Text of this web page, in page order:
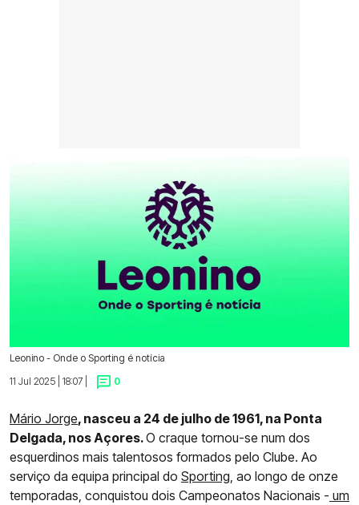
Leonino - Onde o Sporting é notícia
11 Jul 2025 | 18:07 |
0
Mário Jorge, nasceu a 24 de julho de 1961, na Ponta
Delgada, nos Açores.O craque tornou-se num dos
esquerdinos mais talentosos formados pelo Clube. Ao
serviço da equipa principal do Sporting , ao longo de onze
temporadas, conquistou dois Campeonatos Nacionais - um